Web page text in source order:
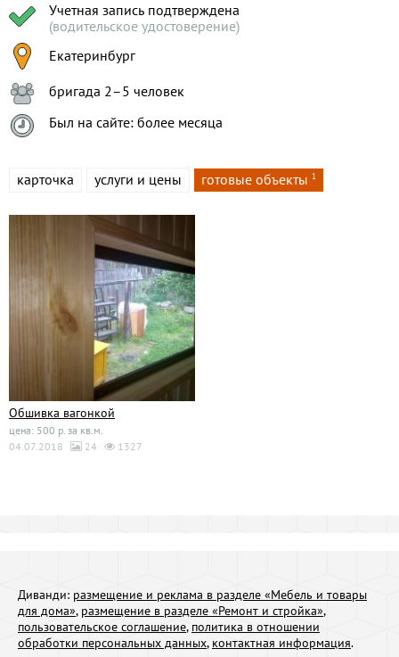
Учетная запись подтверждена
(водительское удостоверение)
Екатеринбург
бригада 2–5 человек
Был на сайте: более месяца
карточка услуги и цены готовые объекты 1
Обшивка вагонкой
цена: 500 р. за кв.м.
04.07.2018
24 1327
Диванди: размещение и реклама в разделе «Мебель и товары
для дома», размещение в разделе «Ремонт и стройка»,
пользовательское соглашение, политика в отношении
обработки персональных данных, контактная информация.